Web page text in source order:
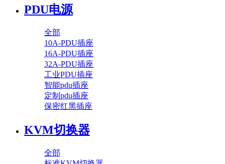
PDU电源
全部
10A-PDU插座
16A-PDU插座
32A-PDU插座
工业PDU插座
智能pdu插座
定制pdu插座
保密红黑插座
KVM切换器
全部